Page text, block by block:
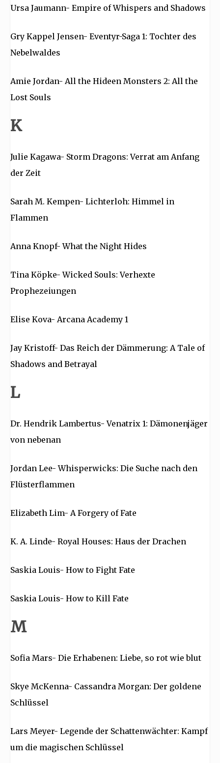
Ursa Jaumann- Empire of Whispers and Shadows
Gry Kappel Jensen- Eventyr-Saga 1: Tochter des
Nebelwaldes
Amie Jordan- All the Hideen Monsters 2: All the
Lost Souls
K
Julie Kagawa- Storm Dragons: Verrat am Anfang
der Zeit
Sarah M. Kempen- Lichterloh: Himmel in
Flammen
Anna Knopf- What the Night Hides
Tina Köpke- Wicked Souls: Verhexte
Prophezeiungen
Elise Kova- Arcana Academy 1
Jay Kristoff- Das Reich der Dämmerung: A Tale of
Shadows and Betrayal
L
Dr. Hendrik Lambertus- Venatrix 1: Dämonenjäger
von nebenan
Jordan Lee- Whisperwicks: Die Suche nach den
Flüsterflammen
Elizabeth Lim- A Forgery of Fate
K. A. Linde- Royal Houses: Haus der Drachen
Saskia Louis- How to Fight Fate
Saskia Louis- How to Kill Fate
M
Sofia Mars- Die Erhabenen: Liebe, so rot wie blut
Skye McKenna- Cassandra Morgan: Der goldene
Schlüssel
Lars Meyer- Legende der Schattenwächter: Kampf
um die magischen Schlüssel